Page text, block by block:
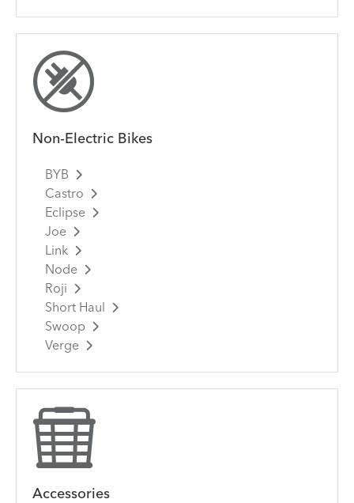
Non-Electric Bikes
BYB
Castro
Eclipse
Joe
Link
Node
Roji
Short Haul
Swoop
Verge
Accessories